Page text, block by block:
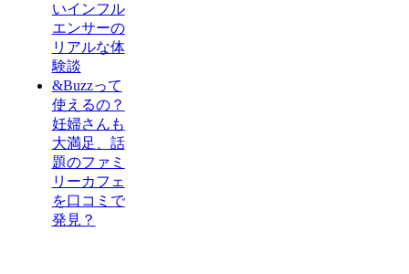
いインフル
エンサーの
リアルな体
験談
&Buzzって
使えるの？
妊婦さんも
大満足、話
題のファミ
リーカフェ
を口コミで
発見？